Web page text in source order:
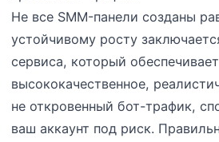
Не все SMM-панели созданы
устойчивому росту
сервиса, который обеспечивает
высококачественное,
не откровенный бот-трафик,
ваш аккаунт под риск.